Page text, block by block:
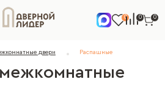
0 0 0
двери Распашные